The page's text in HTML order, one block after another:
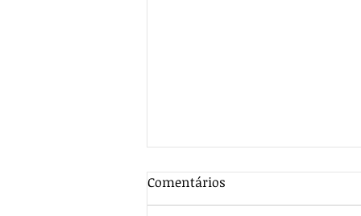
REFORMA TRIBUTÁRIA E SUA
Comentários